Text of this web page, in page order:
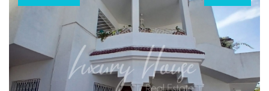
Au premier étage trois chambres à coucher avec dressing
partageant une salle de bain commune et suite parentale
avec salle de bain
100m² par étage
Le duplex est doté de la climatisation en Split et du
chauffage central est une place de parking au sous-sol et